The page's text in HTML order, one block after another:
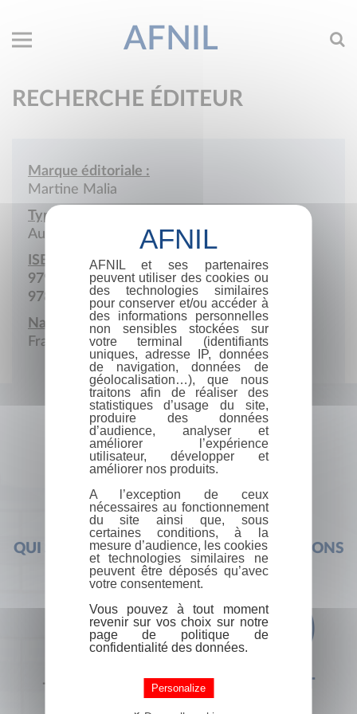
AFNIL
RECHERCHE ÉDITEUR
Marque éditoriale :
Martine Malia
Type de société :
Auto-édition
ISBN :
979-10-415-1285-0
978-2-9588155
Nationalité :
France
QUI SOMMES-NOUS ?FOIRE AUX QUESTIONS
+33 (0) 1 44 41 29 19 CONTACT
AFNIL et ses partenaires
peuvent utiliser des cookies ou
des technologies similaires
pour conserver et/ou accéder à
des informations personnelles
non sensibles stockées sur
votre terminal (identifiants
uniques, adresse IP, données
de navigation, données de
géolocalisation…), que nous
traitons afin de réaliser des
statistiques d’usage du site,
produire des données
d’audience, analyser et
améliorer l’expérience
utilisateur, développer et
améliorer nos produits.
A l’exception de ceux
nécessaires au fonctionnement
du site ainsi que, sous
certaines conditions, à la
mesure d’audience, les cookies
et technologies similaires ne
peuvent être déposés qu’avec
votre consentement.
Vous pouvez à tout moment
revenir sur vos choix sur notre
page de politique de
confidentialité des données.
Personalize